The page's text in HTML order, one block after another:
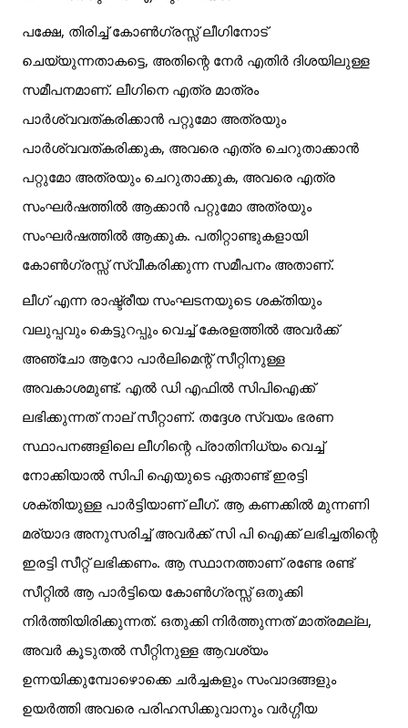
പക്ഷേ, തിരിച്ച് കോൺഗ്രസ്സ് ലീഗിനോട്
ചെയ്യുന്നതാകട്ടെ, അതിന്റെ നേർ എതിർ ദിശയിലുള്ള
സമീപനമാണ്. ലീഗിനെ എത്ര മാത്രം
പാർശ്വവത്കരിക്കാൻ പറ്റുമോ അത്രയും
പാർശ്വവത്കരിക്കുക, അവരെ എത്ര ചെറുതാക്കാൻ
പറ്റുമോ അത്രയും ചെറുതാക്കുക, അവരെ എത്ര
സംഘർഷത്തിൽ ആക്കാൻ പറ്റുമോ അത്രയും
സംഘർഷത്തിൽ ആക്കുക. പതിറ്റാണ്ടുകളായി
കോൺഗ്രസ്സ് സ്വീകരിക്കുന്ന സമീപനം അതാണ്.
ലീഗ് എന്ന രാഷ്ട്രീയ സംഘടനയുടെ ശക്തിയും
വലുപ്പവും കെട്ടുറപ്പും വെച്ച് കേരളത്തിൽ അവർക്ക്
അഞ്ചോ ആറോ പാർലിമെന്റ് സീറ്റിനുള്ള
അവകാശമുണ്ട്. എൽ ഡി എഫിൽ സിപിഐക്ക്
ലഭിക്കുന്നത് നാല് സീറ്റാണ്. തദ്ദേശ സ്വയം ഭരണ
സ്ഥാപനങ്ങളിലെ ലീഗിന്റെ പ്രാതിനിധ്യം വെച്ച്
നോക്കിയാൽ സിപി ഐയുടെ ഏതാണ്ട് ഇരട്ടി
ശക്തിയുള്ള പാർട്ടിയാണ് ലീഗ്. ആ കണക്കിൽ മുന്നണി
മര്യാദ അനുസരിച്ച് അവർക്ക് സി പി ഐക്ക് ലഭിച്ചതിന്റെ
ഇരട്ടി സീറ്റ് ലഭിക്കണം. ആ സ്ഥാനത്താണ് രണ്ടേ രണ്ട്
സീറ്റിൽ ആ പാർട്ടിയെ കോൺഗ്രസ്സ് ഒതുക്കി
നിർത്തിയിരിക്കുന്നത്. ഒതുക്കി നിർത്തുന്നത് മാത്രമല്ല,
അവർ കൂടുതൽ സീറ്റിനുള്ള ആവശ്യം
ഉന്നയിക്കുമ്പോഴൊക്കെ ചർച്ചകളും സംവാദങ്ങളും
ഉയർത്തി അവരെ പരിഹസിക്കുവാനും വർഗ്ഗീയ